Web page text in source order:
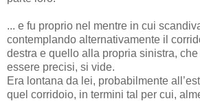
... e fu proprio nel mentre in cui
contemplando alternativamente il
destra e quello alla propria sinistra,
essere precisi, si vide.
Era lontana da lei, probabilmente
quel corridoio, in termini tal per cui,